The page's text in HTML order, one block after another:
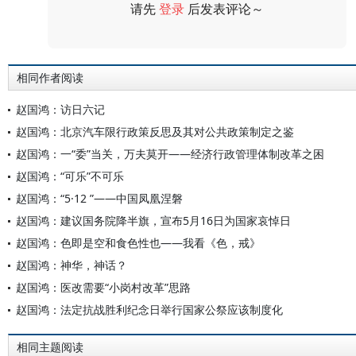
请先登录 后发表评论～
相同作者阅读
赵国鸿：访日六记
赵国鸿：北京汽车限行政策反思及其对公共政策制定之鉴
赵国鸿：一“委”当关，万夫莫开——经济行政管理体制改革之困
赵国鸿：“可乐”不可乐
赵国鸿：“5·12 ”——中国凤凰涅磐
赵国鸿：建议国务院降半旗，宣布5月16日为国家哀悼日
赵国鸿：色即是空和食色性也——我看《色，戒》
赵国鸿：神华，神话？
赵国鸿：医改需要“小岗村改革”思路
赵国鸿：法定抗战胜利纪念日举行国家公祭应该制度化
相同主题阅读